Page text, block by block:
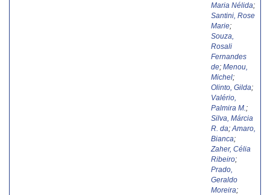
Maria Nélida;
Santini, Rose
Marie;
Souza,
Rosali
Fernandes
de; Menou,
Michel;
Olinto, Gilda;
Valério,
Palmira M. ;
Silva, Márcia
R. da; Amaro,
Bianca;
Zaher, Célia
Ribeiro;
Prado,
Geraldo
Moreira;